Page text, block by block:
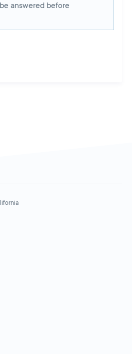
answered before